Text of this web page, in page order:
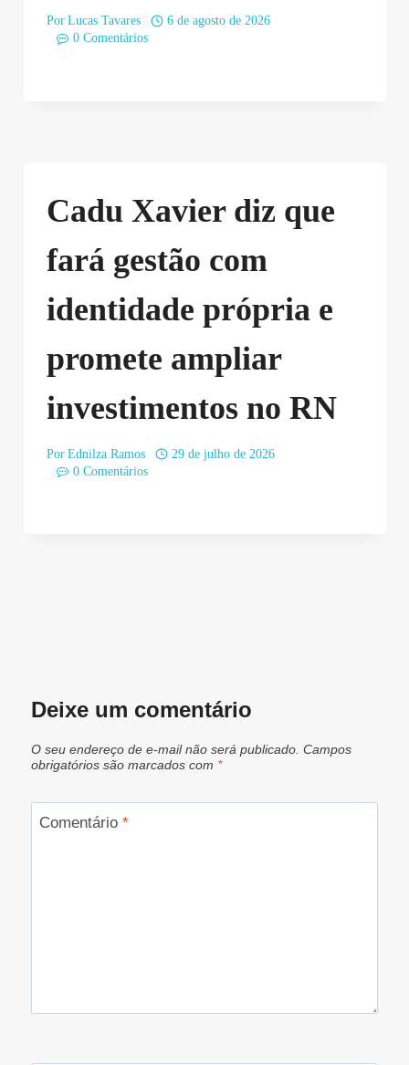
Por Lucas Tavares
6 de agosto de 2026
0 Comentários
Cadu Xavier diz que
fará gestão com
identidade própria e
promete ampliar
investimentos no RN
Por Ednilza Ramos
29 de julho de 2026
0 Comentários
Deixe um comentário
O seu endereço de e-mail não será publicado. Campos
obrigatórios são marcados com *
Comentário *